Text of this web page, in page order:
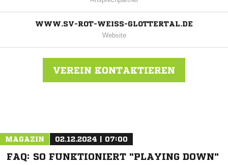
WWW.SV-ROT-WEISS-GLOTTERTAL.DE
Website
VEREIN KONTAKTIEREN
MAGAZIN 02.12.2024 | 07:00
FAQ: SO FUNKTIONIERT "PLAYING DOWN"